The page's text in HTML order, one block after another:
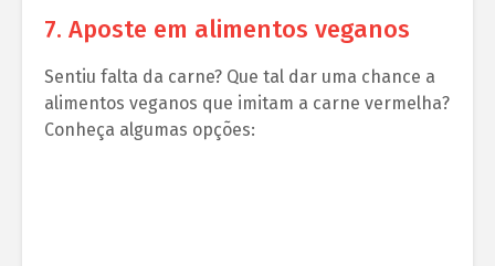
7. Aposte em alimentos veganos
Sentiu falta da carne? Que tal dar uma chance a
alimentos veganos que imitam a carne vermelha?
Conheça algumas opções: